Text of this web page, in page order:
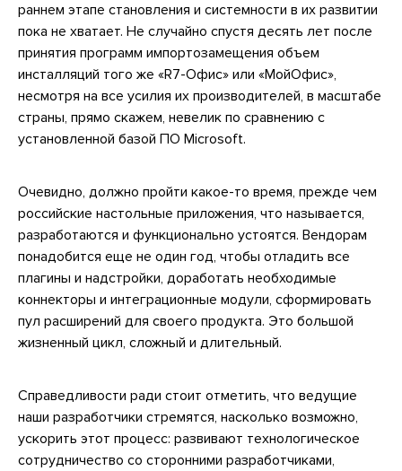
раннем этапе становления и системности в их развитии
пока не хватает. Не случайно спустя десять лет после
принятия программ импортозамещения объем
инсталляций того же «R7-Офис» или «МойОфис»,
несмотря на все усилия их производителей, в масштабе
страны, прямо скажем, невелик по сравнению с
установленной базой ПО Microsoft.
Очевидно, должно пройти какое-то время, прежде чем
российские настольные приложения, что называется,
разработаются и функционально устоятся. Вендорам
понадобится еще не один год, чтобы отладить все
плагины и надстройки, доработать необходимые
коннекторы и интеграционные модули, сформировать
пул расширений для своего продукта. Это большой
жизненный цикл, сложный и длительный.
Справедливости ради стоит отметить, что ведущие
наши разработчики стремятся, насколько возможно,
ускорить этот процесс: развивают технологическое
сотрудничество со сторонними разработчиками,